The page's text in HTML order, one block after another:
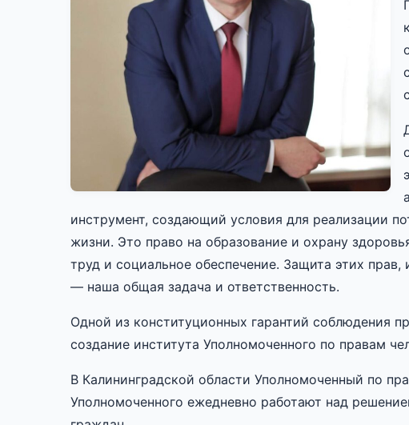
инструмент, создающий условия для реализации
жизни. Это право на образование и охрану
труд и социальное обеспечение. Защита этих
— наша общая задача и ответственность.
Одной из конституционных гарантий соблюдения
создание института Уполномоченного по правам
В Калининградской области Уполномоченный по
Уполномоченного ежедневно работают над